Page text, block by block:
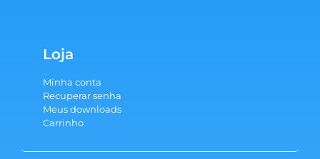
Loja
Minha conta
Recuperar senha
Meus downloads
Carrinho